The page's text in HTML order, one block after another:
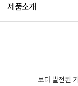
제품소개
보다 발전된